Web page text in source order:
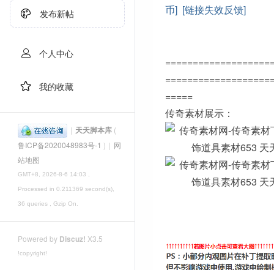
发布新帖
个人中心
我的收藏
| 天天脚本库 (
鲁ICP备2020048983号-1 ) | 网
站地图
GMT+8, 2026-8-6 14:03 ,
Processed in 0.211369 second(s),
36 queries , Gzip On.
Powered by Discuz! X3.5
!copyright!
币] [链接失效反馈]
=====
传奇素材展示：